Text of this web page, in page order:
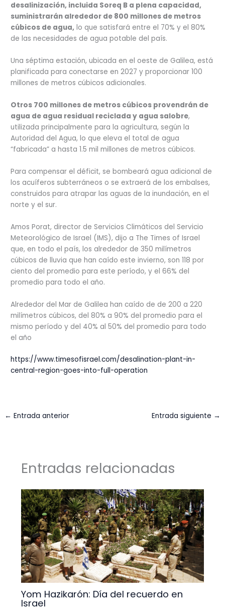
desalinización, incluida Soreq B a plena capacidad,
suministrarán alrededor de 800 millones de metros
cúbicos de agua, lo que satisfará entre el 70% y el 80%
de las necesidades de agua potable del país.
Una séptima estación, ubicada en el oeste de Galilea, está
planificada para conectarse en 2027 y proporcionar 100
millones de metros cúbicos adicionales.
Otros 700 millones de metros cúbicos provendrán de
agua de agua residual reciclada y agua salobre,
utilizada principalmente para la agricultura, según la
Autoridad del Agua, lo que eleva el total de agua
“fabricada” a hasta 1.5 mil millones de metros cúbicos.
Para compensar el déficit, se bombeará agua adicional de
los acuíferos subterráneos o se extraerá de los embalses,
construidos para atrapar las aguas de la inundación, en el
norte y el sur.
Amos Porat, director de Servicios Climáticos del Servicio
Meteorológico de Israel (IMS), dijo a The Times of Israel
que, en todo el país, los alrededor de 350 milímetros
cúbicos de lluvia que han caído este invierno, son 118 por
ciento del promedio para este período, y el 66% del
promedio para todo el año.
Alrededor del Mar de Galilea han caído de de 200 a 220
milímetros cúbicos, del 80% a 90% del promedio para el
mismo período y del 40% al 50% del promedio para todo
el año
https://www.timesofisrael.com/desalination-plant-in-
central-region-goes-into-full-operation
← Entrada anterior Entrada siguiente →
Entradas relacionadas
Yom Hazikarón: Día del recuerdo en
Israel